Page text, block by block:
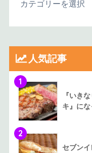
人気記事
1
『いき
キ』に
2
セブン